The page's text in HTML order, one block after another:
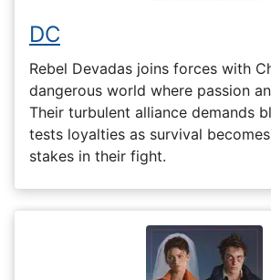
DC
Rebel Devadas joins forces with
dangerous world where passion
Their turbulent alliance demands
tests loyalties as survival
stakes in their fight.